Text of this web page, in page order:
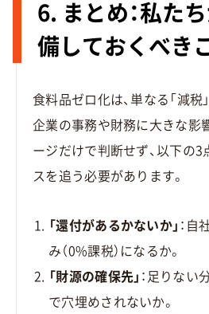
6. まとめ：私た
備しておくべき
食料品ゼロ化は、単なる「減税
企業の事務や財務に大きな影
ージだけで判断せず、以下の
スを追う必要があります。
「還付があるかないか」 ：自
み（0%課税）になるか。
「財源の確保先」 ：足りない
で穴埋めされないか。